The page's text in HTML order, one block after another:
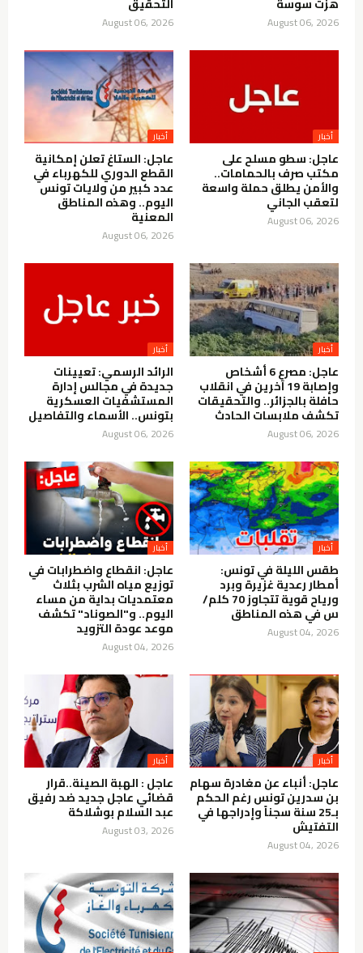
August 06, 2026
August 06, 2026
أخبار
عاجل: سطو مسلح على
مكتب صرف بالحمامات..
والأمن يطلق حملة واسعة
لتعقب الجاني
August 06, 2026
أخبار
عاجل: الستاغ تعلن إمكانية
القطع الدوري للكهرباء في
عدد كبير من ولايات تونس
اليوم.. وهذه المناطق
المعنية
August 06, 2026
أخبار
عاجل: مصرع 6 أشخاص
وإصابة 19 آخرين في انقلاب
حافلة بالجزائر.. والتحقيقات
تكشف ملابسات الحادث
August 06, 2026
أخبار
الرائد الرسمي: تعيينات
جديدة في مجالس إدارة
المستشفيات العسكرية
بتونس.. الأسماء والتفاصيل
August 06, 2026
أخبار
طقس الليلة في تونس:
أمطار رعدية غزيرة وبرد
ورياح قوية تتجاوز 70 كلم/
س في هذه المناطق
August 04, 2026
أخبار
عاجل: انقطاع واضطرابات في
توزيع مياه الشرب بثلاث
معتمديات بداية من مساء
اليوم.. و"الصوناد" تكشف
موعد عودة التزويد
August 04, 2026
أخبار
عاجل: أنباء عن مغادرة سهام
بن سدرين تونس رغم الحكم
بـ25 سنة سجناً وإدراجها في
التفتيش
August 04, 2026
أخبار
عاجل : الهبة الصينة..قرار
قضائي عاجل جديد ضد رفيق
عبد السلام بوشلاكة
August 03, 2026